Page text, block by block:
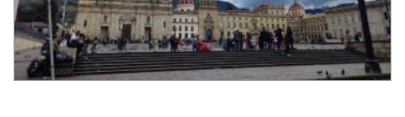
nublado y predominio de tiempo seco.